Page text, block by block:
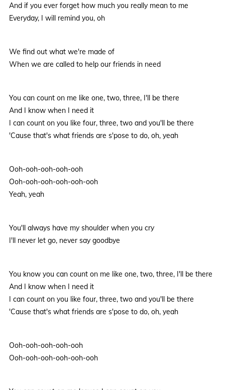
And if you ever forget how much you really mean to me
Everyday, I will remind you, oh
We find out what we're made of
When we are called to help our friends in need
You can count on me like one, two, three, I'll be there
And I know when I need it
I can count on you like four, three, two and you'll be there
'Cause that's what friends are s'pose to do, oh, yeah
Ooh-ooh-ooh-ooh-ooh
Ooh-ooh-ooh-ooh-ooh-ooh
Yeah, yeah
You'll always have my shoulder when you cry
I'll never let go, never say goodbye
You know you can count on me like one, two, three, I'll be there
And I know when I need it
I can count on you like four, three, two and you'll be there
'Cause that's what friends are s'pose to do, oh, yeah
Ooh-ooh-ooh-ooh-ooh
Ooh-ooh-ooh-ooh-ooh-ooh